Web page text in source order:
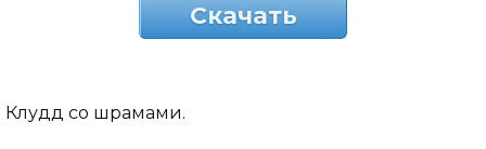
Скачать
Клудд со шрамами.